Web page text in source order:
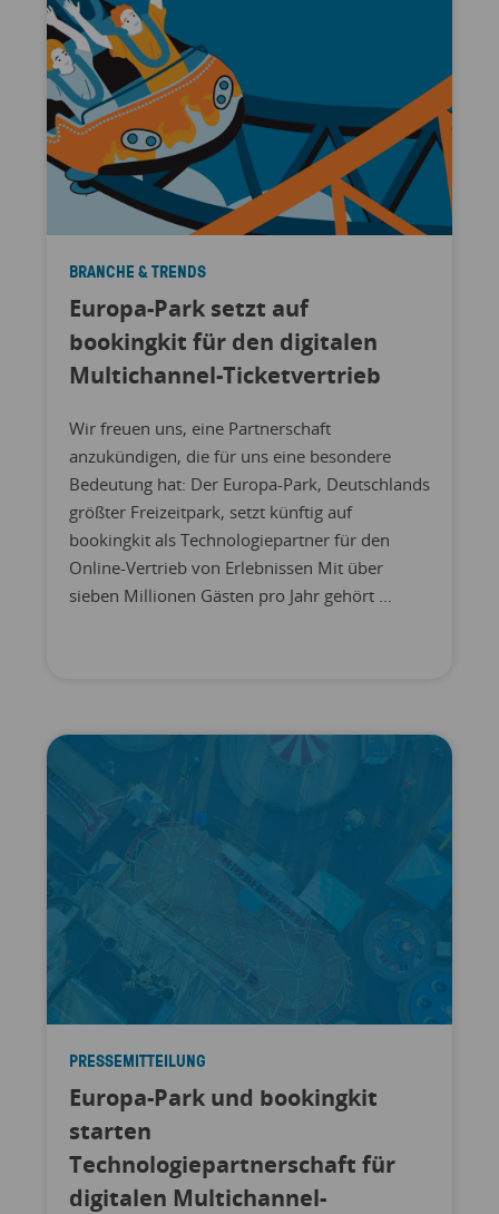
BRANCHE & TRENDS
Europa-Park setzt auf
bookingkit für den digitalen
Multichannel-Ticketvertrieb
Wir freuen uns, eine Partnerschaft
anzukündigen, die für uns eine besondere
Bedeutung hat: Der Europa-Park, Deutschlands
größter Freizeitpark, setzt künftig auf
bookingkit als Technologiepartner für den
Online-Vertrieb von Erlebnissen Mit über
sieben Millionen Gästen pro Jahr gehört ...
PRESSEMITTEILUNG
Europa-Park und bookingkit
starten
Technologiepartnerschaft für
digitalen Multichannel-